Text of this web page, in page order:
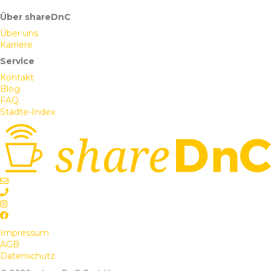
Büro sucht, findet hier eine Lösung, die weit über ein
klassisches Büro hinausgeht.
Über shareDnC
Über uns
Karriere
Service
Kontakt
Blog
FAQ
Städte-Index
Impressum
AGB
Datenschutz